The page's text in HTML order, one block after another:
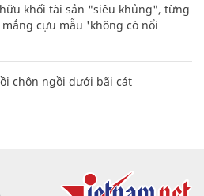
khối tài sản "siêu khủng", từng
cựu mẫu 'không có nổi
chôn ngồi dưới bãi cát